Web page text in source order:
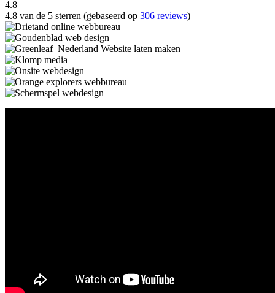
4.8
4.8 van de 5 sterren (gebaseerd op 306 reviews)